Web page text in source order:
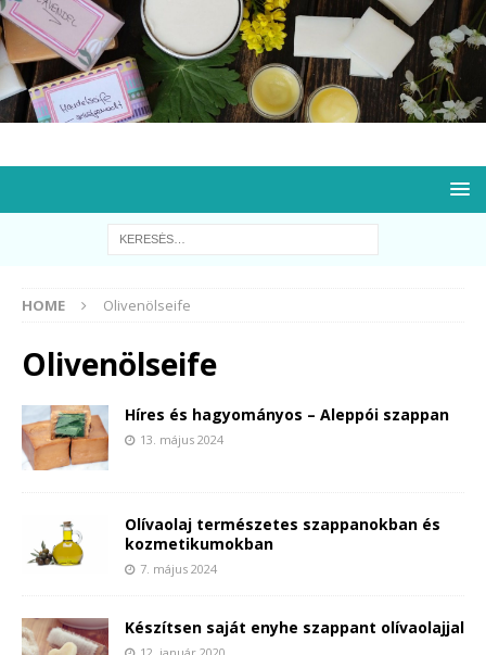
HOME Olivenölseife
Olivenölseife
Híres és hagyományos – Aleppói szappan
13. május 2024
Olívaolaj természetes szappanokban és
kozmetikumokban
7. május 2024
Készítsen saját enyhe szappant olívaolajjal